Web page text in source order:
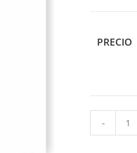
PRECIO
-